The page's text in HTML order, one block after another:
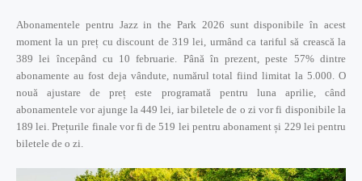
Abonamentele pentru Jazz in the Park 2026 sunt disponibile în acest
moment la un preț cu discount de 319 lei, urmând ca tariful să crească la
389 lei începând cu 10 februarie. Până în prezent, peste 57% dintre
abonamente au fost deja vândute, numărul total fiind limitat la 5.000. O
nouă ajustare de preț este programată pentru luna aprilie, când
abonamentele vor ajunge la 449 lei, iar biletele de o zi vor fi disponibile la
189 lei. Prețurile finale vor fi de 519 lei pentru abonament și 229 lei pentru
biletele de o zi.